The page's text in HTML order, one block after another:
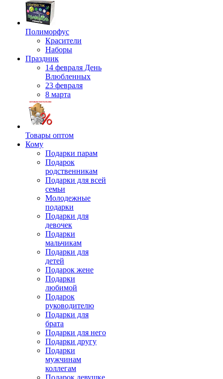
Полиморфус
Красители
Наборы
Праздник
14 февраля День
Влюбленных
23 февраля
8 марта
Товары оптом
Кому
Подарки парам
Подарок
родственникам
Подарки для всей
семьи
Молодежные
подарки
Подарки для
девочек
Подарки
мальчикам
Подарки для
детей
Подарок жене
Подарки
любимой
Подарок
руководителю
Подарки для
брата
Подарки для него
Подарки другу
Подарки
мужчинам
коллегам
Подарок девушке